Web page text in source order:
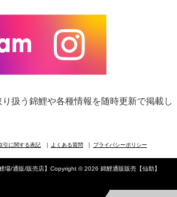
扱う錦鯉や各種情報を随時更新で掲載し
引に関する表記 よくある質問 プライバシーポリシー
場/通販/販売店】Copyright © 2026 錦鯉通販販売【仙助】